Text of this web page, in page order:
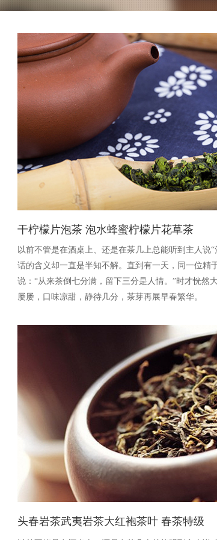
干柠檬片泡茶 泡水蜂蜜柠檬片花草茶
以前不管是在酒桌上、还是在茶几上总能听到主人说
话的含义却一直是半知不解。直到有一天，同一位精
说：“从来茶倒七分满，留下三分是人情。”时才恍然
屡屡，口味凉甜，静待几分，茶芽再展早春繁华。
头春岩茶武夷岩茶大红袍茶叶 春茶特级